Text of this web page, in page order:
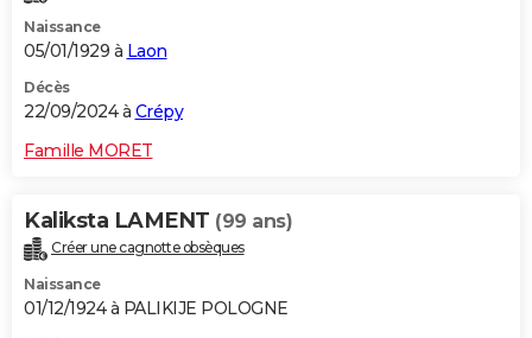
Naissance
05/01/1929 à Laon
Décès
22/09/2024 à Crépy
Famille MORET
Kaliksta LAMENT (99 ans)
Créer une cagnotte obsèques
Naissance
01/12/1924 à PALIKIJE POLOGNE